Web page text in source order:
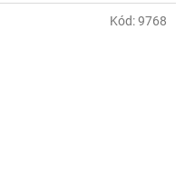
Kód:9768